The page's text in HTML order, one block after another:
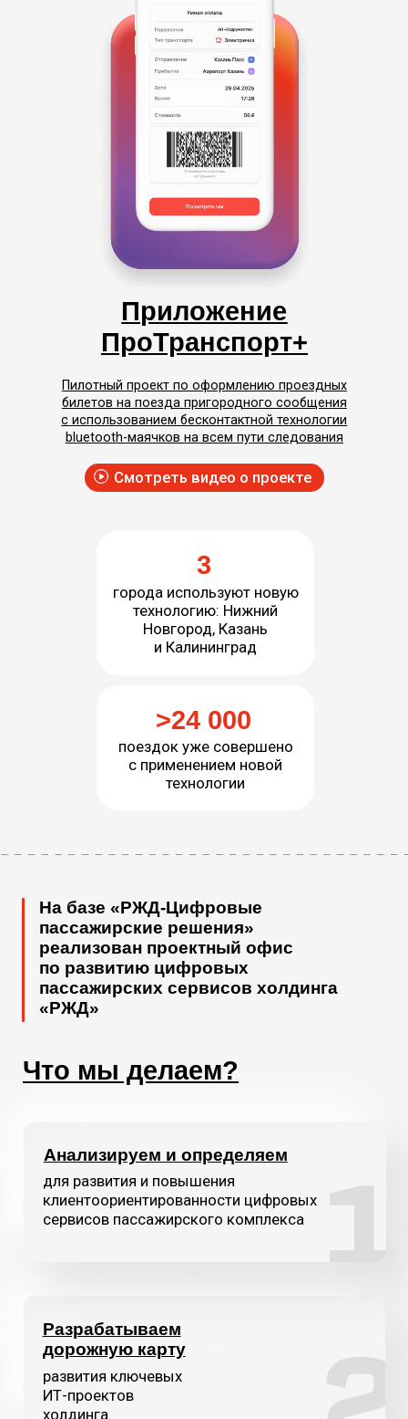
Что мы делаем?
Анализируем и определяем
для развития и повышения
клиентоориентированности цифровых
развития ключевых
ИТ-проектов
Систематизируем данные
о текущих проектах и пользователях,
сервисов
Анастасия Капкина
заместитель генерального директора
по управлению проектами, ООО «РЖД
- Цифровые пассажирские решения»
«РЖД-Цифровые пассажирские
решения» предоставляет услуги
по управлению и поддержке цифровых
пассажирских систем холдинга «РЖД»
Сайт rzd.ru
Портал для покупки билетов,
бронирования туров, отелей, санаториев,
экскурсий и развлечений
Сайт
по России, странам СНГ, Монголии, Китаю
и ОАЭ.
Модуль для продажи билетов
на поезда дальнего следования
без наценок и переплат.